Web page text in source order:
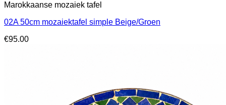
Marokkaanse mozaiek tafel
02A 50cm mozaiektafel simple Beige/Groen
€95.00